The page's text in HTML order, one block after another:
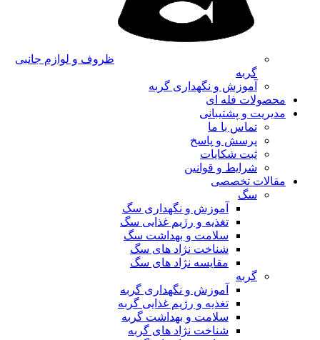
ظروف و لوازم جانبی
گربه
آموزش و نگهداری گربه
محصولات فله ای
مدیریت و پشتیبانی
تماس با ما
پرسش و پاسخ
ثبت شکایات
شرایط و قوانین
مقالات تخصصی
سگ
آموزش و نگهداری سگ
تغذیه و رژیم غذایی سگ
سلامت و بهداشت سگ
شناخت نژاد های سگ
مقایسه نژاد های سگ
گربه
آموزش و نگهداری گربه
تغذیه و رژیم غذایی گربه
سلامت و بهداشت گربه
شناخت نژاد های گربه